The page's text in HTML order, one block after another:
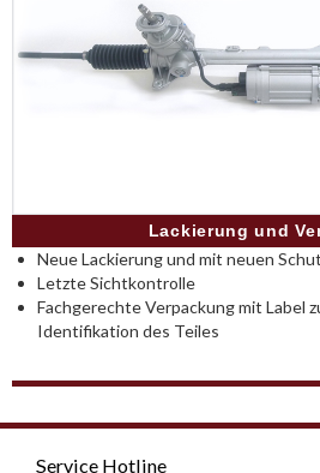
Lackierung und
Neue Lackierung und mit neuen
Letzte Sichtkontrolle
Fachgerechte Verpackung mit Label
Identifikation des Teiles
Service Hotline